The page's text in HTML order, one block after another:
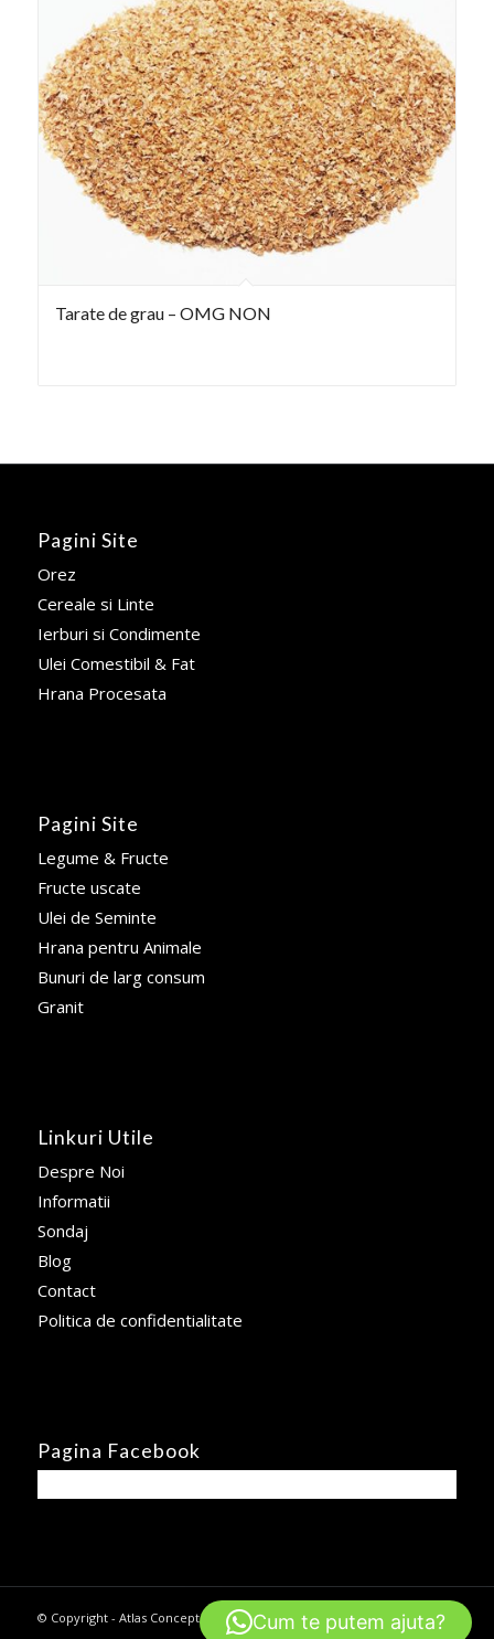
Tarate de grau – OMG NON
Pagini Site
Orez
Cereale si Linte
Ierburi si Condimente
Ulei Comestibil & Fat
Hrana Procesata
Pagini Site
Legume & Fructe
Fructe uscate
Ulei de Seminte
Hrana pentru Animale
Bunuri de larg consum
Granit
Linkuri Utile
Despre Noi
Informatii
Sondaj
Blog
Contact
Politica de confidentialitate
Pagina Facebook
© Copyright - Atlas Concept - powered by Enfold WordPress Theme
Cum te putem ajuta?